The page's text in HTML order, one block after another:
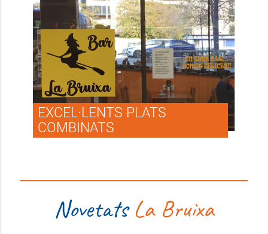
EXCEL·LENTS PLATS
COMBINATS
NovetatsLa Bruixa